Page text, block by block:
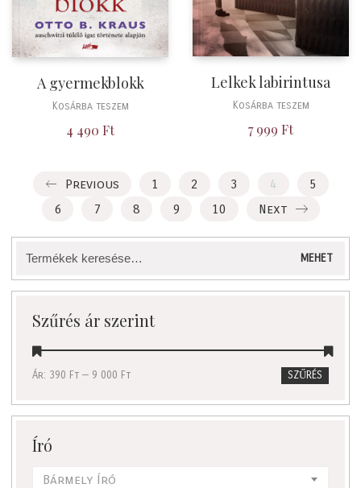
A gyermekblokk
Kosárba teszem
4 490 Ft
Lelkek labirintusa
Kosárba teszem
7 999 Ft
Previous 1 2 3 4
5
6
7 8 9 10 Next
következőre:
MEHET
Szűrés ár szerint
SZŰRÉS
Ár: 390 Ft — 9 000 Ft
Író
Bármely Író